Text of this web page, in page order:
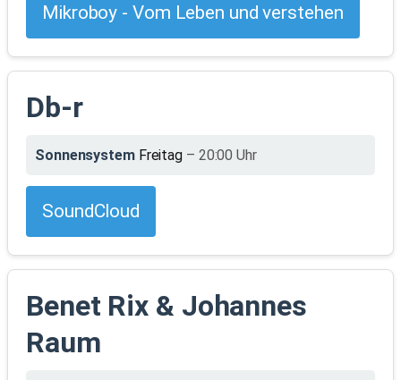
Mikroboy - Vom Leben und verstehen
Db-r
Sonnensystem Freitag – 20:00 Uhr
SoundCloud
Benet Rix & Johannes
Raum